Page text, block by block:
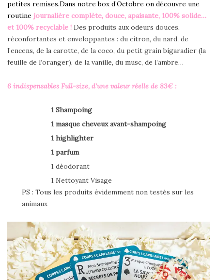
petites remises.Dans notre box d’Octobre on découvre une
routine journalière complète, douce, apaisante, 100% solide…
et 100% recyclable ! Des produits aux odeurs douces,
réconfortantes et enveloppantes : du citron, du nard, de
l’encens, de la carotte, de la coco, du petit grain bigaradier (la
feuille de l’oranger), de la vanille, du musc, de l’ambre…
6 indispensables Full-size, d’une valeur réelle de 83€ :
1 Shampoing
1 masque cheveux avant-shampoing
1 highlighter
1 parfum
1 déodorant
1 Nettoyant Visage
PS : Tous les produits évidemment non testés sur les
animaux